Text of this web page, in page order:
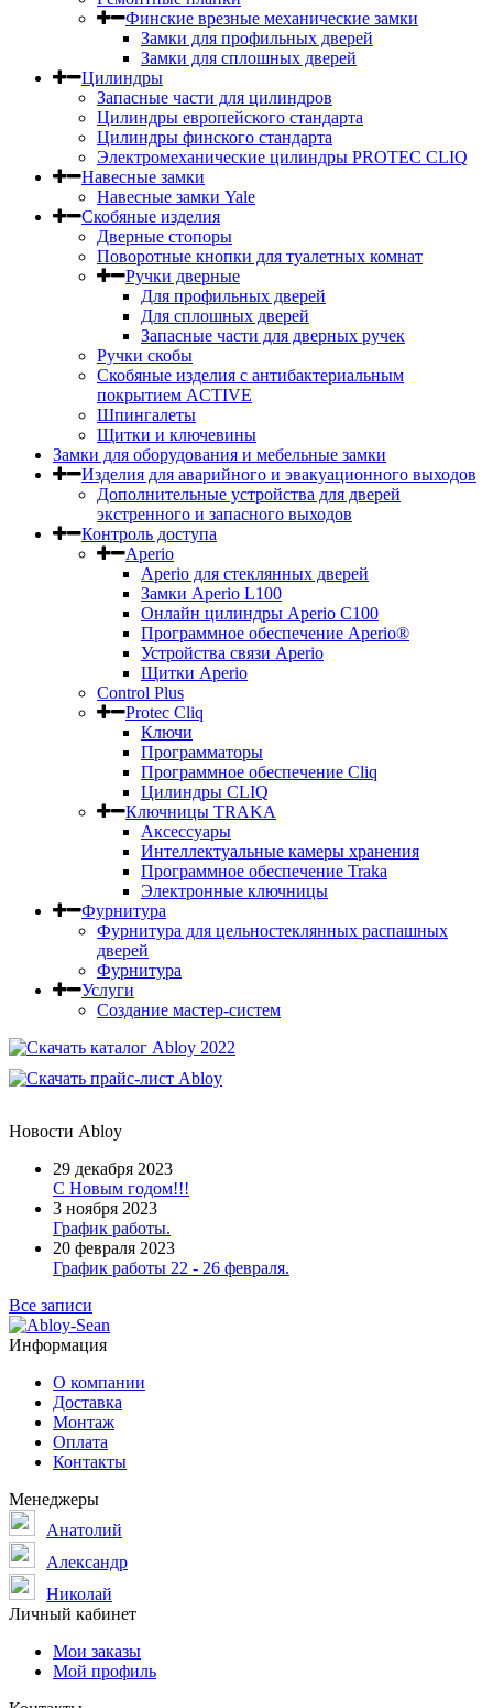
Финские врезные механические замки
Замки для профильных дверей
Замки для сплошных дверей
Цилиндры
Запасные части для цилиндров
Цилиндры европейского стандарта
Цилиндры финского стандарта
Электромеханические цилиндры PROTEC CLIQ
Навесные замки
Навесные замки Yale
Скобяные изделия
Дверные стопоры
Поворотные кнопки для туалетных комнат
Ручки дверные
Для профильных дверей
Для сплошных дверей
Запасные части для дверных ручек
Ручки скобы
Скобяные изделия с антибактериальным
покрытием ACTIVE
Шпингалеты
Щитки и ключевины
Замки для оборудования и мебельные замки
Изделия для аварийного и эвакуационного выходов
Дополнительные устройства для дверей
экстренного и запасного выходов
Контроль доступа
Aperio
Aperio для стеклянных дверей
Замки Aperio L100
Онлайн цилиндры Aperio C100
Программное обеспечение Aperio®
Устройства связи Aperio
Щитки Aperio
Control Plus
Protec Cliq
Ключи
Программаторы
Программное обеспечение Cliq
Цилиндры CLIQ
Ключницы TRAKA
Аксессуары
Интеллектуальные камеры хранения
Программное обеспечение Traka
Электронные ключницы
Фурнитура
Фурнитура для цельностеклянных распашных
дверей
Фурнитура
Услуги
Создание мастер-систем
Новости Abloy
29 декабря 2023
С Новым годом!!!
3 ноября 2023
График работы.
20 февраля 2023
График работы 22 - 26 февраля.
Все записи
Информация
О компании
Доставка
Монтаж
Оплата
Контакты
Менеджеры
Анатолий
Александр
Николай
Личный кабинет
Мои заказы
Мой профиль